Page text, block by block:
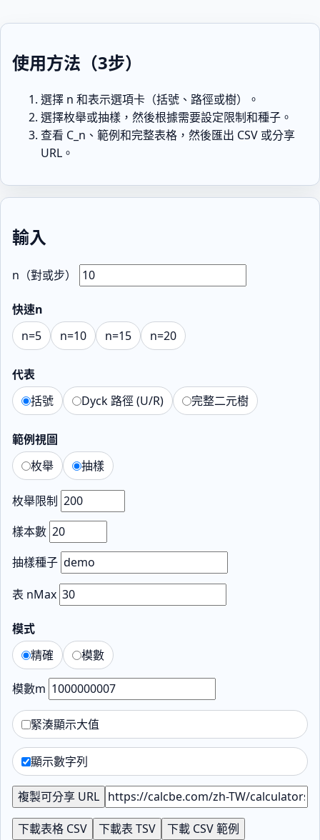
使用方法（3步）
選擇 n 和表示選項卡（括號、路徑或樹）。
選擇枚舉或抽樣，然後根據需要設定限制和種子。
查看 C_n、範例和完整表格，然後匯出 CSV 或分享
URL。
輸入
n（對或步）
快速n
n=5
n=10 n=15 n=20
代表
括號
Dyck 路徑 (U/R) 完整二元樹
範例視圖
枚舉
抽樣
枚舉限制
樣本數
抽樣種子
表 nMax
模式
精確
模數
模數m
緊湊顯示大值
顯示數字列
複製可分享 URL
下載表格 CSV 下載表 TSV 下載 CSV 範例